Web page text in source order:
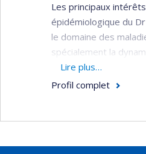
Les principaux
épidémiologique du
le domaine des
spécialement la
infectieuses
vaccination et les
Lire plus…
Profil complet